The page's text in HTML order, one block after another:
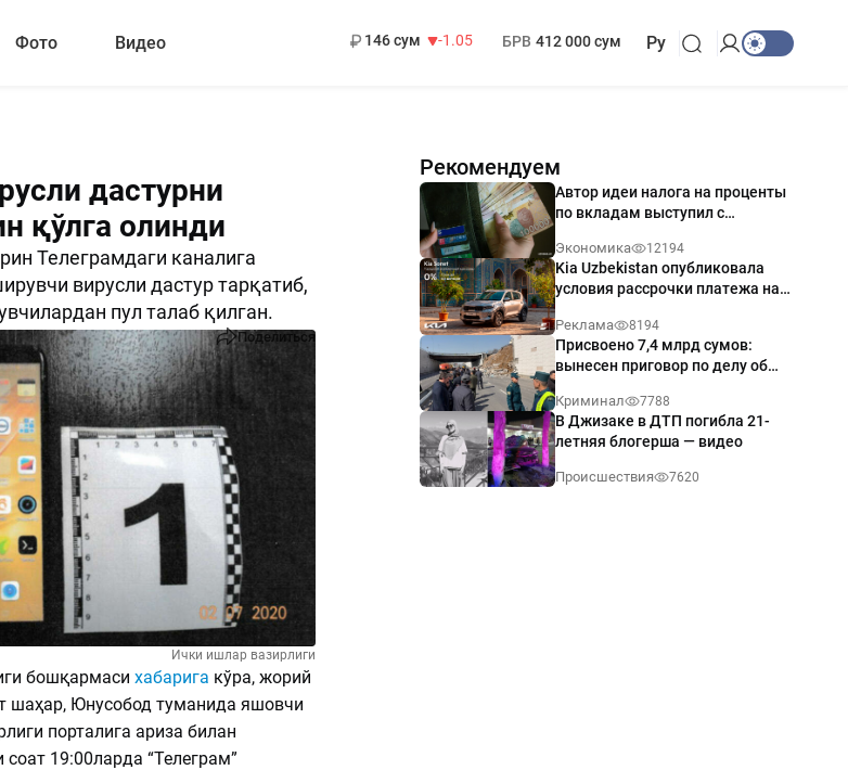
Фото Видео
146 сум
-1.05
БРВ 412 000 сум Ру
дастурни
қўлга олинди
Телеграмдаги каналига
вирусли дастур тарқатиб,
пул талаб қилган.
Поделиться
Ички ишлар вазирлиги
бошқармаси хабарига кўра, жорий
шаҳар, Юнусобод туманида яшовчи
порталига ариза билан
19:00ларда “Телеграм”
Рекомендуем
Автор идеи налога на проценты
по вкладам выступил с
Экономика 12194
Kia Uzbekistan опубликовала
условия рассрочки платежа на
годовых
Реклама 8194
Присвоено 7,4 млрд сумов:
вынесен приговор по делу об
Ташкенте
Криминал 7788
В Джизаке в ДТП погибла 21-
летняя блогерша — видео
Происшествия 7620